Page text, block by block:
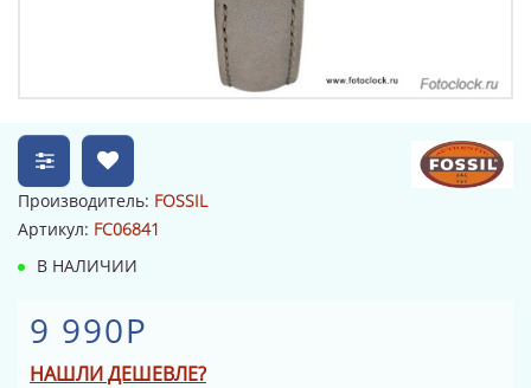
Производитель: FOSSIL
Артикул: FC06841
В НАЛИЧИИ
9 990Р
НАШЛИ ДЕШЕВЛЕ?